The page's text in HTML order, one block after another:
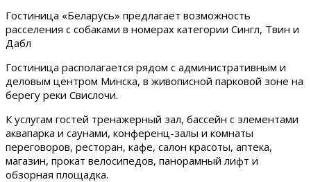
Гостиница «Беларусь» предлагает возможность
расселения с собаками в номерах категории Сингл, Твин и
Дабл
Гостиница располагается рядом с административным и
деловым центром Минска, в живописной парковой зоне на
берегу реки Свислочи.
К услугам гостей тренажерный зал, бассейн с элементами
аквапарка и саунами, конференц-залы и комнаты
переговоров, ресторан, кафе, салон красоты, аптека,
магазин, прокат велосипедов, панорамный лифт и
обзорная площадка.